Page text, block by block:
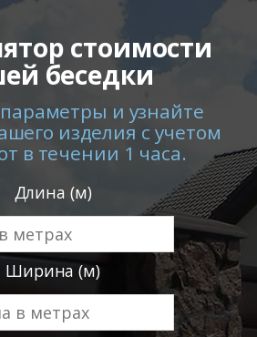
стоимости
беседки
и узнайте
изделия с учетом
в течении 1 часа.
Длина (м)
Ширина (м)